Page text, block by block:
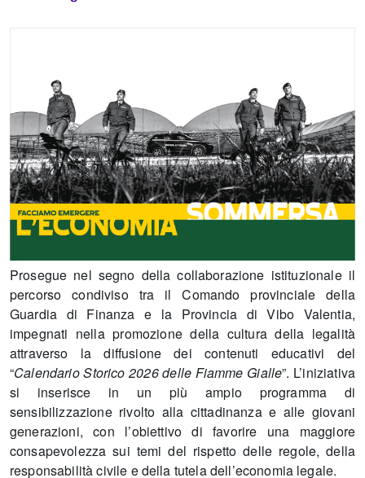
Prosegue nel segno della collaborazione istituzionale il
percorso condiviso tra il Comando provinciale della
Guardia di Finanza e la Provincia di Vibo Valentia,
impegnati nella promozione della cultura della legalità
attraverso la diffusione dei contenuti educativi del
“Calendario Storico 2026 delle Fiamme Gialle”. L’iniziativa
si inserisce in un più ampio programma di
sensibilizzazione rivolto alla cittadinanza e alle giovani
generazioni, con l’obiettivo di favorire una maggiore
consapevolezza sui temi del rispetto delle regole, della
responsabilità civile e della tutela dell’economia legale.